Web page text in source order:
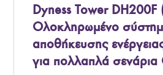
Dyness Tower
Ολοκληρωμένο
αποθήκευσης
για πολλαπλά σενάρια